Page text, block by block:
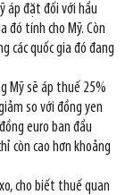
áp đặt đối với hầu
đó tính cho Mỹ. Còn
các quốc gia đó đang
Mỹ sẽ áp thuế 25%
so với đồng yen
euro ban đầu
còn cao hơn khoảng
cho biết thuế quan